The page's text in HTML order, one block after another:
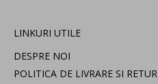
LINKURI UTILE
DESPRE NOI
POLITICA DE LIVRARE SI RETUR